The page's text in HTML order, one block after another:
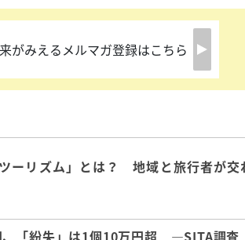
がみえるメルマガ登録はこちら
ーリズム」とは？ 地域と旅行者が交